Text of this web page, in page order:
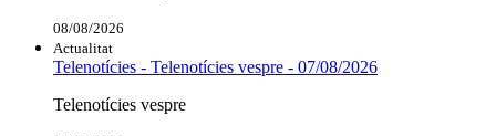
08/08/2026
Actualitat
Telenotícies - Telenotícies vespre - 07/08/2026
Telenotícies vespre